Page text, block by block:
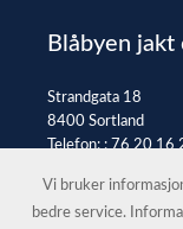
Blåbyen jakt
Strandgata 18
8400 Sortland
Telefon: :76 20 16
Vi bruker
bedre service.